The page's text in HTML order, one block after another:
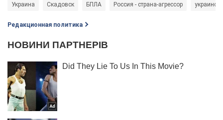
Украина Скадовск БПЛА Россия - страна-агрессор
Редакционная политика